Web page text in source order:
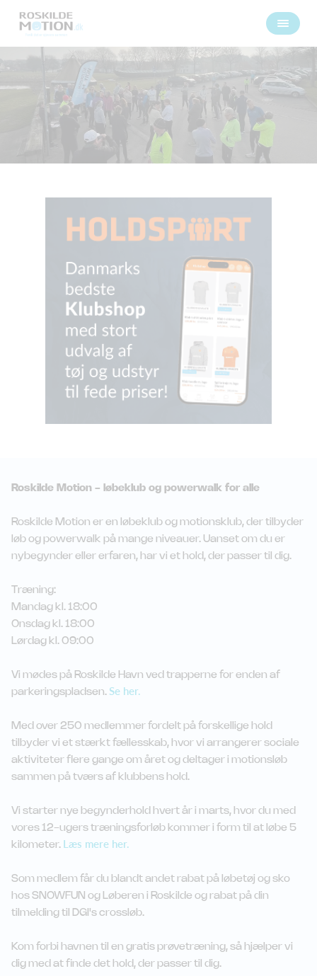
Roskilde Motion - løbeklub og powerwalk for alle
Roskilde Motion er en løbeklub og motionsklub, der tilbyder
løb og powerwalk på mange niveauer. Uanset om du er
nybegynder eller erfaren, har vi et hold, der passer til dig.
Træning:
Mandag kl. 18:00
Onsdag kl. 18:00
Lørdag kl. 09:00
Vi mødes på Roskilde Havn ved trapperne for enden af
parkeringspladsen. Se her.
Med over 250 medlemmer fordelt på forskellige hold
tilbyder vi et stærkt fællesskab, hvor vi arrangerer sociale
aktiviteter flere gange om året og deltager i motionsløb
sammen på tværs af klubbens hold.
Vi starter nye begynderhold hvert år i marts, hvor du med
vores 12-ugers træningsforløb kommer i form til at løbe 5
kilometer. Læs mere her.
Som medlem får du blandt andet rabat på løbetøj og sko
hos SNOWFUN og Løberen i Roskilde og rabat på din
tilmelding til DGI's crossløb.
Kom forbi havnen til en gratis prøvetræning, så hjælper vi
dig med at finde det hold, der passer til dig.